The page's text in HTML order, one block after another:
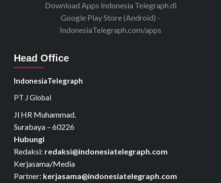
Download Apps Indonesia Telegraph di
Google Play Store (Android) -
IndonesiaTelegraph.com/apps
Head Office
IndonesiaTelegraph
PT J Global
Jl HR Muhammad.
Surabaya – 60226
Hubungi
Redaksi: redaksi@indonesiatelegraph.com
Kerjasama/Media
Partner: kerjasama@indonesiatelegraph.com